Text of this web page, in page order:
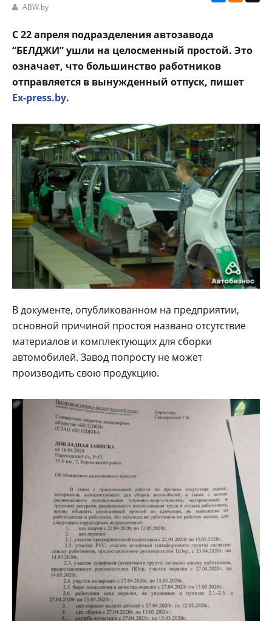
ABW.by
С 22 апреля подразделения автозавода
“БЕЛДЖИ” ушли на целосменный простой. Это
означает, что большинство работников
отправляется в вынужденный отпуск, пишет
Ex-press.by.
В документе, опубликованном на предприятии,
основной причиной простоя названо отсутствие
материалов и комплектующих для сборки
автомобилей. Завод попросту не может
производить свою продукцию.